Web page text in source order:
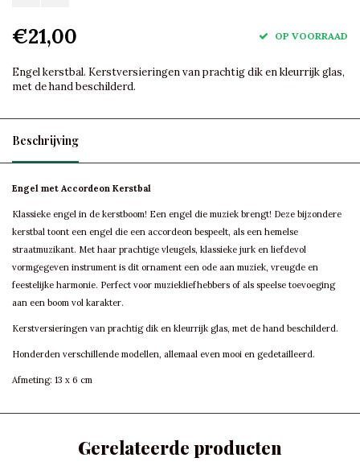
€21,00 OP VOORRAAD
Engel kerstbal. Kerstversieringen van prachtig dik en kleurrijk glas,
met de hand beschilderd.
Beschrijving
Engel met Accordeon Kerstbal
Klassieke engel in de kerstboom! Een engel die muziek brengt! Deze bijzondere
kerstbal toont een engel die een accordeon bespeelt, als een hemelse
straatmuzikant. Met haar prachtige vleugels, klassieke jurk en liefdevol
vormgegeven instrument is dit ornament een ode aan muziek, vreugde en
feestelijke harmonie. Perfect voor muziekliefhebbers of als speelse toevoeging
aan een boom vol karakter.
Kerstversieringen van prachtig dik en kleurrijk glas, met de hand beschilderd.
Honderden verschillende modellen, allemaal even mooi en gedetailleerd.
Afmeting: 13 x 6 cm
Gerelateerde producten